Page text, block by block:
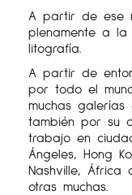
A partir de ese
plenamente a
litografía.
A partir de
por todo el
muchas
también por su
trabajo en
Ángeles, Hong
Nashville, África
otras muchas.